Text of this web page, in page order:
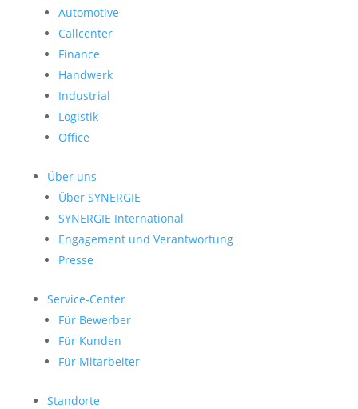
Automotive
Callcenter
Finance
Handwerk
Industrial
Logistik
Office
Über uns
Über SYNERGIE
SYNERGIE International
Engage­ment und Verantwor­tung
Presse
Service-Center
Für Bewerber
Für Kunden
Für Mitarbeiter
Standorte